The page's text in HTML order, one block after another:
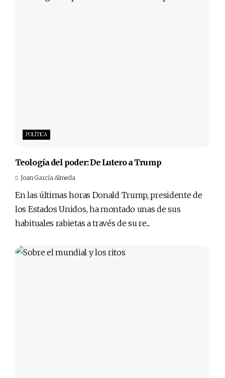
POLÍTICA
Teología del poder: De Lutero a Trump
Joan García Almeda
En las últimas horas Donald Trump, presidente de
los Estados Unidos, ha montado unas de sus
habituales rabietas a través de su re...